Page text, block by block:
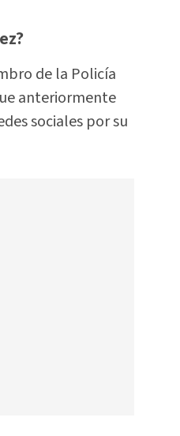
de la Policía
anteriormente
sociales por su